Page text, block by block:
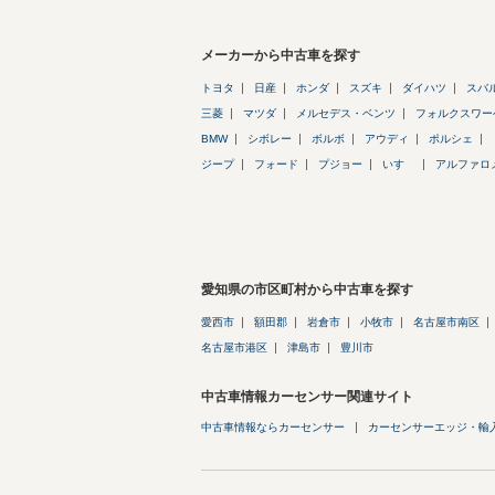
メーカーから中古車を探す
トヨタ 日産 ホンダ スズキ ダイハツ スバ
三菱 マツダ メルセデス・ベンツ フォルクスワー
BMW シボレー ボルボ アウディ ポルシェ
ジープ フォード プジョー いすゞ アルファロ
愛知県の市区町村から中古車を探す
愛西市 額田郡 岩倉市 小牧市 名古屋市南区
名古屋市港区 津島市 豊川市
中古車情報カーセンサー関連サイト
中古車情報ならカーセンサー カーセンサーエッジ・輸